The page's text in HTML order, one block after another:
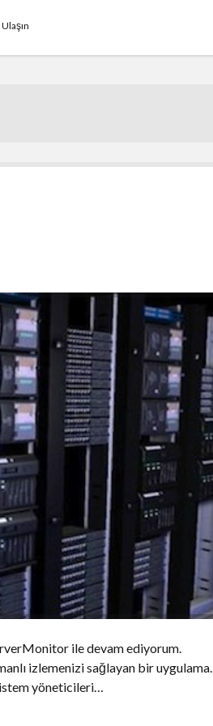
ile devam ediyorum.
izlemenizi sağlayan bir uygulama.
yöneticileri…